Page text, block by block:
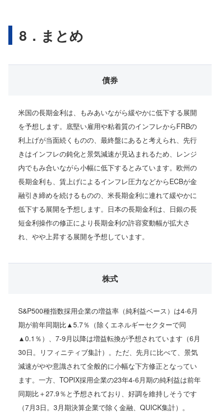
8．まとめ
債券
米国の長期金利は、もみあいながら緩やかに低下する展開
を予想します。底堅い雇用や粘着質のインフレからFRBの
利上げが当面続くものの、最終盤にあると考えられ、先行
きはインフレの鈍化と景気減速が見込まれるため、レンジ
内でもみ合いながら小幅に低下するとみています。欧州の
長期金利も、賃上げによるインフレ圧力などからECBが金
融引き締めを続けるものの、米長期金利に連れて緩やかに
低下する展開を予想します。日本の長期金利は、日銀の長
短金利操作の修正により長期金利の許容変動幅が拡大さ
れ、やや上昇する展開を予想しています。
株式
S&P500種指数採用企業の増益率（純利益ベース）は4-6月
期が前年同期比▲5.7％（除くエネルギーセクターで同
▲0.1％）、7-9月以降は増益転換が予想されています（6月
30日。リフィニティブ集計）。ただ、先月に比べて、景気
減速がやや意識されて全般的に小幅な下方修正となってい
ます。一方、TOPIX採用企業の23年4-6月期の純利益は前年
同期比＋27.9％と予想されており、好調を維持しそうです
（7月3日。3月期決算企業で除く金融、QUICK集計）。